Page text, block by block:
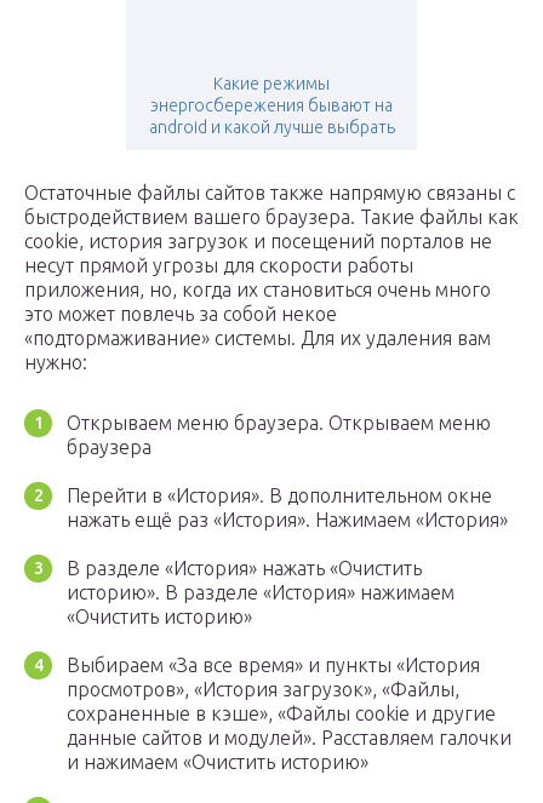
Какие режимы
энергосбережения бывают на
android и какой лучше выбрать
Остаточные файлы сайтов также напрямую связаны с
быстродействием вашего браузера. Такие файлы как
cookie, история загрузок и посещений порталов не
несут прямой угрозы для скорости работы
приложения, но, когда их становиться очень много
это может повлечь за собой некое
«подтормаживание» системы. Для их удаления вам
нужно:
Открываем меню браузера. Открываем меню
браузера
Перейти в «История». В дополнительном окне
нажать ещё раз «История». Нажимаем «История»
В разделе «История» нажать «Очистить
историю». В разделе «История» нажимаем
«Очистить историю»
Выбираем «За все время» и пункты «История
просмотров», «История загрузок», «Файлы,
сохраненные в кэше», «Файлы cookie и другие
данные сайтов и модулей». Расставляем галочки
и нажимаем «Очистить историю»